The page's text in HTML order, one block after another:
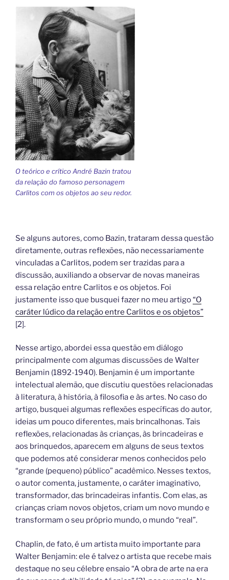
O teórico e crítico André Bazin tratou
da relação do famoso personagem
Carlitos com os objetos ao seu redor.
Se alguns autores, como Bazin, trataram dessa questão
diretamente, outras reflexões, não necessariamente
vinculadas a Carlitos, podem ser trazidas para a
discussão, auxiliando a observar de novas maneiras
essa relação entre Carlitos e os objetos. Foi
justamente isso que busquei fazer no meu artigo“O
caráter lúdico da relação entre Carlitos e os objetos”
[2].
Nesse artigo, abordei essa questão em diálogo
principalmente com algumas discussões de Walter
Benjamin (1892-1940). Benjamin é um importante
intelectual alemão, que discutiu questões relacionadas
à literatura, à história, à filosofia e às artes. No caso do
artigo, busquei algumas reflexões específicas do autor,
ideias um pouco diferentes, mais brincalhonas. Tais
reflexões, relacionadas às crianças, às brincadeiras e
aos brinquedos, aparecem em alguns de seus textos
que podemos até considerar menos conhecidos pelo
“grande (pequeno) público” acadêmico. Nesses textos,
o autor comenta, justamente, o caráter imaginativo,
transformador, das brincadeiras infantis. Com elas, as
crianças criam novos objetos, criam um novo mundo e
transformam o seu próprio mundo, o mundo “real”.
Chaplin, de fato, é um artista muito importante para
Walter Benjamin: ele é talvez o artista que recebe mais
destaque no seu célebre ensaio “A obra de arte na era